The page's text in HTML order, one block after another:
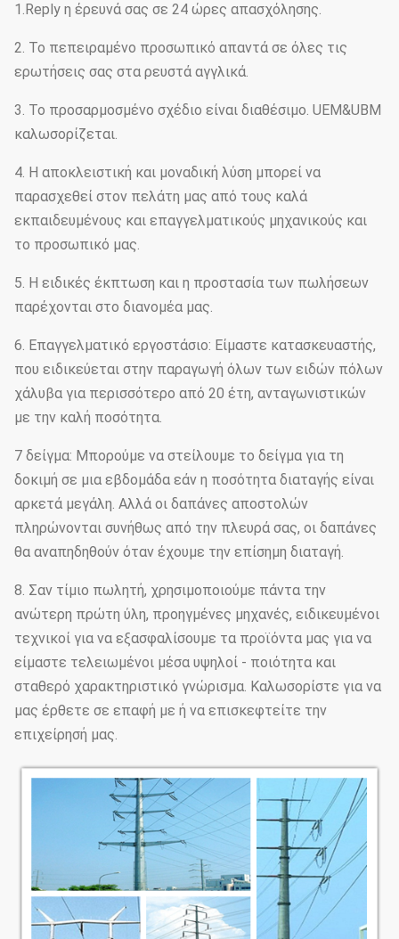
1.Reply η έρευνά σας σε 24 ώρες απασχόλησης.
2. Το πεπειραμένο προσωπικό απαντά σε όλες τις
ερωτήσεις σας στα ρευστά αγγλικά.
3. Το προσαρμοσμένο σχέδιο είναι διαθέσιμο. UEM&UBM
καλωσορίζεται.
4. Η αποκλειστική και μοναδική λύση μπορεί να
παρασχεθεί στον πελάτη μας από τους καλά
εκπαιδευμένους και επαγγελματικούς μηχανικούς και
το προσωπικό μας.
5. Η ειδικές έκπτωση και η προστασία των πωλήσεων
παρέχονται στο διανομέα μας.
6. Επαγγελματικό εργοστάσιο: Είμαστε κατασκευαστής,
που ειδικεύεται στην παραγωγή όλων των ειδών πόλων
χάλυβα για περισσότερο από 20 έτη, ανταγωνιστικών
με την καλή ποσότητα.
7 δείγμα: Μπορούμε να στείλουμε το δείγμα για τη
δοκιμή σε μια εβδομάδα εάν η ποσότητα διαταγής είναι
αρκετά μεγάλη. Αλλά οι δαπάνες αποστολών
πληρώνονται συνήθως από την πλευρά σας, οι δαπάνες
θα αναπηδηθούν όταν έχουμε την επίσημη διαταγή.
8. Σαν τίμιο πωλητή, χρησιμοποιούμε πάντα την
ανώτερη πρώτη ύλη, προηγμένες μηχανές, ειδικευμένοι
τεχνικοί για να εξασφαλίσουμε τα προϊόντα μας για να
είμαστε τελειωμένοι μέσα υψηλοί - ποιότητα και
σταθερό χαρακτηριστικό γνώρισμα. Καλωσορίστε για να
μας έρθετε σε επαφή με ή να επισκεφτείτε την
επιχείρησή μας.